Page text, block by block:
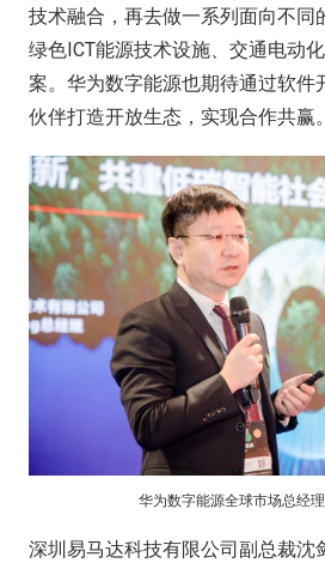
技术融合，再去做一系列面向不同
绿色ICT能源技术设施、交通电动
案。华为数字能源也期待通过软件
伙伴打造开放生态，实现合作共赢。
华为数字能源全球市场总经
深圳易马达科技有限公司副总裁沈